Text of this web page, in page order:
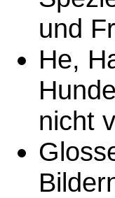
und
He,
nicht